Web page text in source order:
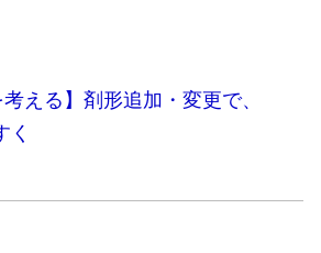
考える】剤形追加・変更で、
く